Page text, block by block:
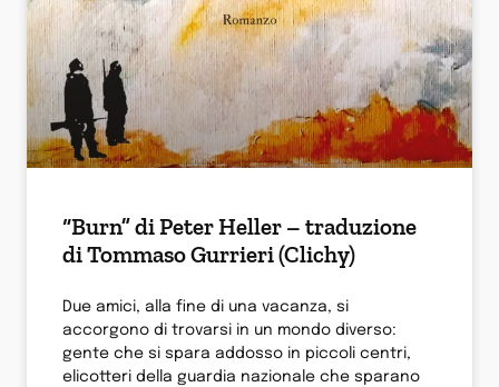
“Burn” di Peter Heller – traduzione
di Tommaso Gurrieri (Clichy)
Due amici, alla fine di una vacanza, si
accorgono di trovarsi in un mondo diverso:
gente che si spara addosso in piccoli centri,
elicotteri della guardia nazionale che sparano